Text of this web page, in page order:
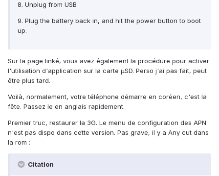
8. Unplug from USB
9. Plug the battery back in, and hit the power button to boot
up.
Sur la page linké, vous avez également la procédure pour activer
l'utilisation d'application sur la carte µSD. Perso j'ai pas fait, peut
être plus tard.
Voilà, normalement, votre téléphone démarre en coréen, c'est la
fête. Passez le en anglais rapidement.
Premier truc, restaurer la 3G. Le menu de configuration des APN
n'est pas dispo dans cette version. Pas grave, il y a Any cut dans
la rom :
Citation